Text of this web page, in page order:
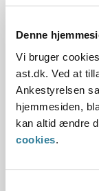
Denne
Vi bruger
ast.dk. Ved at
Ankestyrelsen
hjemmesiden,
kan altid ændre
cookies.
01.09.2012
10.07.2013
Paragraf
§ 38